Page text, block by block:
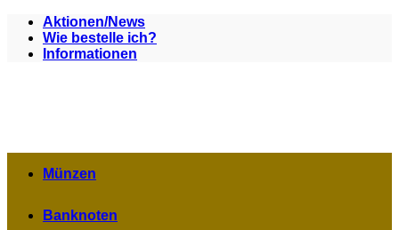
Zum
Inhalt
springen
Aktionen/News
Wie bestelle ich?
Informationen
Münzen
Banknoten